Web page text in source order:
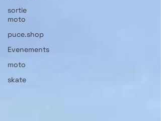
sortie
moto
puce.shop
Evenements
moto
skate